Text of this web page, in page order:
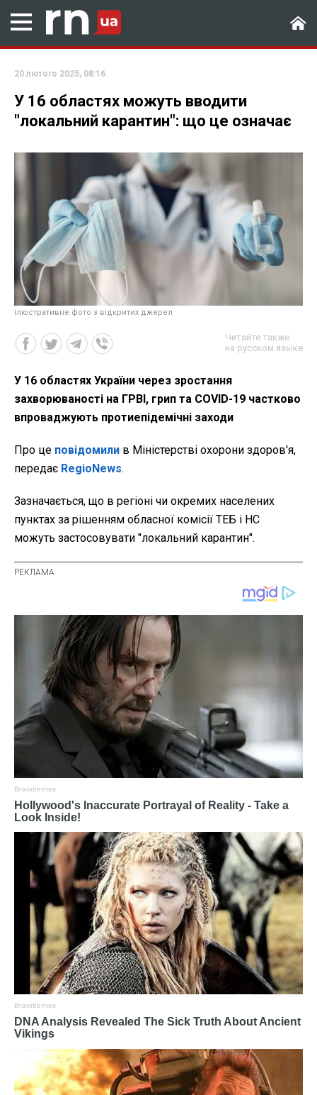
20 лютого 2025, 08:16
У 16 областях можуть вводити
"локальний карантин": що це означає
ілюстративне фото з відкритих джерел
Читайте также
на русском языке
У 16 областях України через зростання
захворюваності на ГРВІ, грип та COVID-19 частково
впроваджують протиепідемічні заходи
Про це повідомили в Міністерстві охорони здоров'я,
передає RegioNews.
Зазначається, що в регіоні чи окремих населених
пунктах за рішенням обласної комісії ТЕБ і НС
можуть застосовувати "локальний карантин".